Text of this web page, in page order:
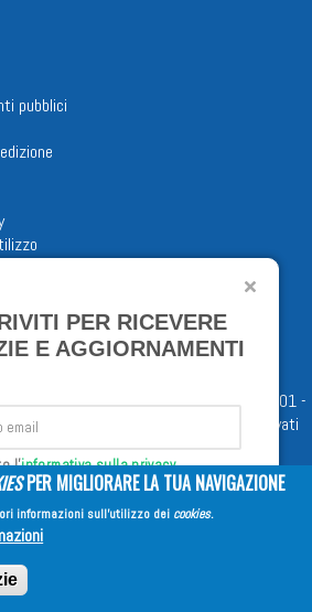
pubblici
ETS © 2023 - P.I. 05398481001 -
del 23/02/98 - Tutti i diritti riservati
EDITRICE AVE
PER RICEVERE
E AGGIORNAMENTI
l'informativa sulla privacy
Iscriviti
PER MIGLIORARE LA TUA NAVIGAZIONE
informazioni sull'utilizzo dei cookies.